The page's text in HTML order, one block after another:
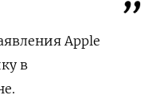
Apple
в